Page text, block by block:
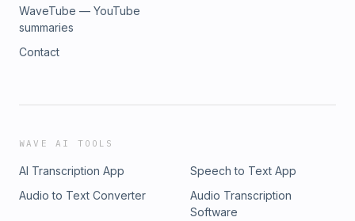
WaveTube — YouTube
summaries
Contact
WAVE AI TOOLS
AI Transcription App
Speech to Text App
Audio to Text Converter
Audio Transcription
Software